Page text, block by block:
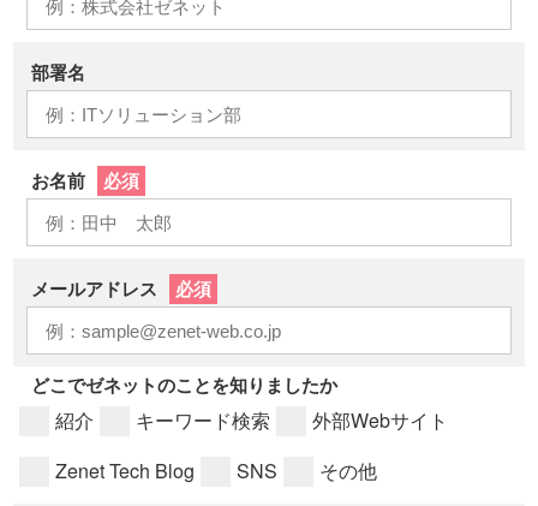
部署名
お名前 必須
メールアドレス 必須
どこでゼネットのことを知りましたか
紹介 キーワード検索
外部Webサイト
Zenet Tech Blog
SNS その他